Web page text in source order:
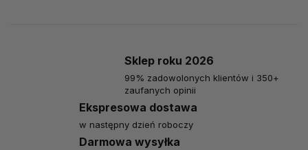
Ekspresowa dostawa
w następny dzień roboczy
Darmowa wysyłka
Sklep roku 2026
99% zadowolonych klientów i 350+
zaufanych opinii